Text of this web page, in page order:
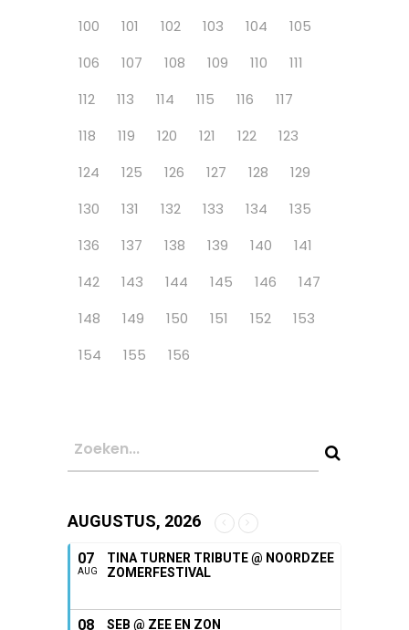
100
101 102 103 104
105
106
107 108 109 110
111
112
113 114 115 116
117
118
119 120 121 122
123
124
125 126 127 128
129
130
131 132 133 134
135
136
137 138 139 140
141
142
143 144 145 146
147
148
149 150 151 152
153
154
155 156
AUGUSTUS, 2026
07
AUG
TINA TURNER TRIBUTE @ NOORDZEE
ZOMERFESTIVAL
08 SEB @ ZEE EN ZON